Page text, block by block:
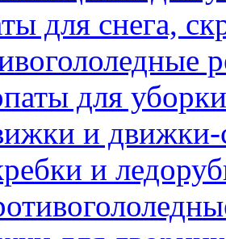
для снега,
для
и движки-
и